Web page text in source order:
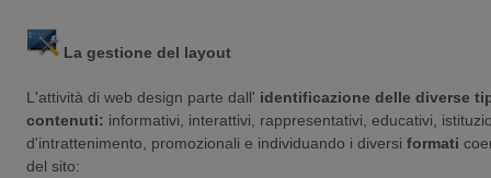
La gestione del layout
L'attività di web design parte dall' identificazione delle diverse
contenuti: informativi, interattivi, rappresentativi, educativi,
d'intrattenimento, promozionali e individuando i diversi formati
del sito: